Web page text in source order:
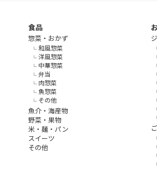
食品
惣菜・おかず
和風惣菜
洋風惣菜
中華惣菜
弁当
肉惣菜
魚惣菜
その他
魚介・海産物
野菜・果物
米・麺・パン
スイーツ
その他